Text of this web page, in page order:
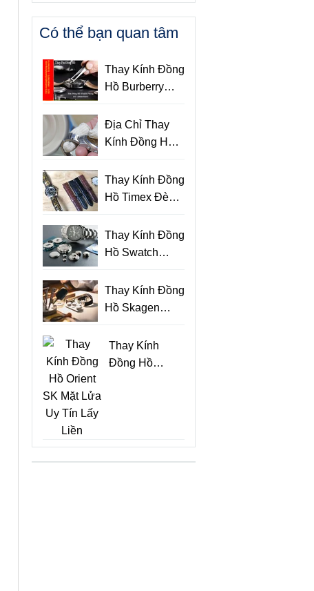
Có thể bạn quan tâm
Thay Kính Đồng
Hồ Burberry
Tiết Sọc Độc
Đáo
Địa Chỉ Thay
Kính Đồng Hồ
Lượng Tại
TPHCM
Thay Kính Đồng
Hồ Timex Đèn
Lấy Liền
Thay Kính Đồng
Hồ Swatch
Liền TPHCM
Thay Kính Đồng
Hồ Skagen
Lấy Ngay
Thay Kính
Đồng Hồ